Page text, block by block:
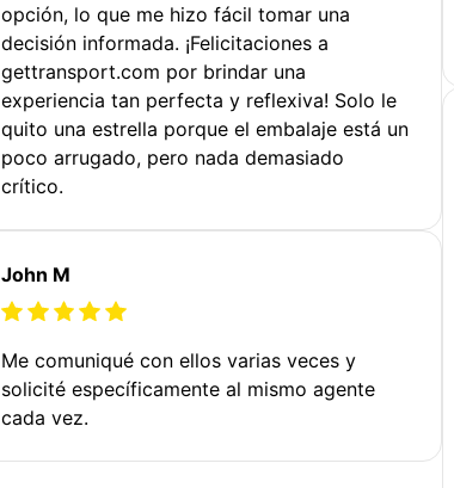
opción, lo que me hizo fácil tomar una
decisión informada. ¡Felicitaciones a
gettransport.com por brindar una
experiencia tan perfecta y reflexiva! Solo le
quito una estrella porque el embalaje está un
poco arrugado, pero nada demasiado
crítico.
John M
Me comuniqué con ellos varias veces y
solicité específicamente al mismo agente
cada vez.